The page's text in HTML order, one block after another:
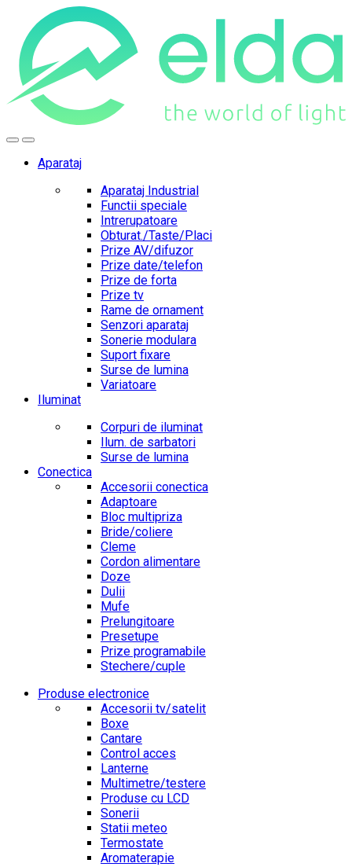
navigation
content
Aparataj
Aparataj Industrial
Functii speciale
Intrerupatoare
Obturat./Taste/Placi
Prize AV/difuzor
Prize date/telefon
Prize de forta
Prize tv
Rame de ornament
Senzori aparataj
Sonerie modulara
Suport fixare
Surse de lumina
Variatoare
Iluminat
Corpuri de iluminat
Ilum. de sarbatori
Surse de lumina
Conectica
Accesorii conectica
Adaptoare
Bloc multipriza
Bride/coliere
Cleme
Cordon alimentare
Doze
Dulii
Mufe
Prelungitoare
Presetupe
Prize programabile
Stechere/cuple
Produse electronice
Accesorii tv/satelit
Boxe
Cantare
Control acces
Lanterne
Multimetre/testere
Produse cu LCD
Sonerii
Statii meteo
Termostate
Aromaterapie